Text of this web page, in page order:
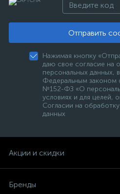
Отправить
Нажимая кнопку
даю свое согласие на
персональных данных,
Федеральным законом
№152-ФЗ «О
условиях и для целей,
Согласии на
данных
Акции и скидки
Бренды